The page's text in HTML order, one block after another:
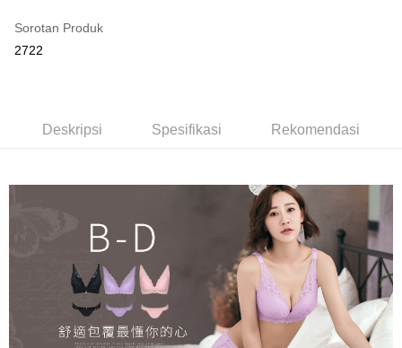
pengguna Taiwan Mobile tanpa memerlukan permohonan tambahan.
akhir pembayaran. Transaksi akan dianggap selesai setelah pembayaran
yang dikenakan adalah tertakluk kepada maklumat yang dinyatakan
pada halaman pengesahan transaksi seterusnya.
Jika transaksi tidak disahkan dalam masa 30 minit selepas pesanan
dibuat, atau jika permohonan gagal dalam proses semakan, pesanan
akan dibatalkan secara automatik. Jika permohonan gagal pada
peringkat "semakan manual", ini bermakna kriteria pemarkahan sistem
tidak dipenuhi; butiran penilaian khusus tidak akan didedahkan.
[Arahan Pembayaran]
Pertama, Mengenai Perkhidmatan AFTEE Beli Sekarang Bayar Kemudian
1. Dengan memilih AFTEE sebagai kaedah pembayaran, mesej
4. Setelah pesanan disahkan, anda akan menerima SMS pembayaran
pembayaran di empat kedai serbaneka utama, ATM atau perbankan
dalam talian dengan SMS pembayaran atau pemberitahuan tolak aplikasi
Sila ambil perhatian bahawa tempoh pembayaran adalah 14 hari. Walau
bagaimanapun, bagi mereka yang telah memuat turun Aplikasi AFTEE
dan mendaftar sebagai ahli AFTEE boleh menikmati tempoh pembayaran
sehingga 45 hari.
Tempoh pembayaran dikira dari masa kedai meminta pembayaran anda,
Hami Point
Tunai semasa Penghantaran
NT$80/pesanan | Penghantaran percuma untuk pesanan
NT$499 atau lebih
付款後全家取貨
NT$80/pesanan | Penghantaran percuma untuk pesanan
NT$499 atau lebih
Sorotan Produk
2722
Deskripsi Spesifikasi Rekomendasi